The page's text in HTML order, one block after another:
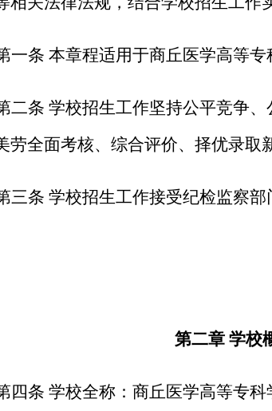
一条 本章程适用于商丘医学高等专
二条 学校招生工作坚持公平竞争
劳全面考核、综合评价、择优录取
三条 学校招生工作接受纪检监察
第二章 学校
四条 学校全称：商丘医学高等专科